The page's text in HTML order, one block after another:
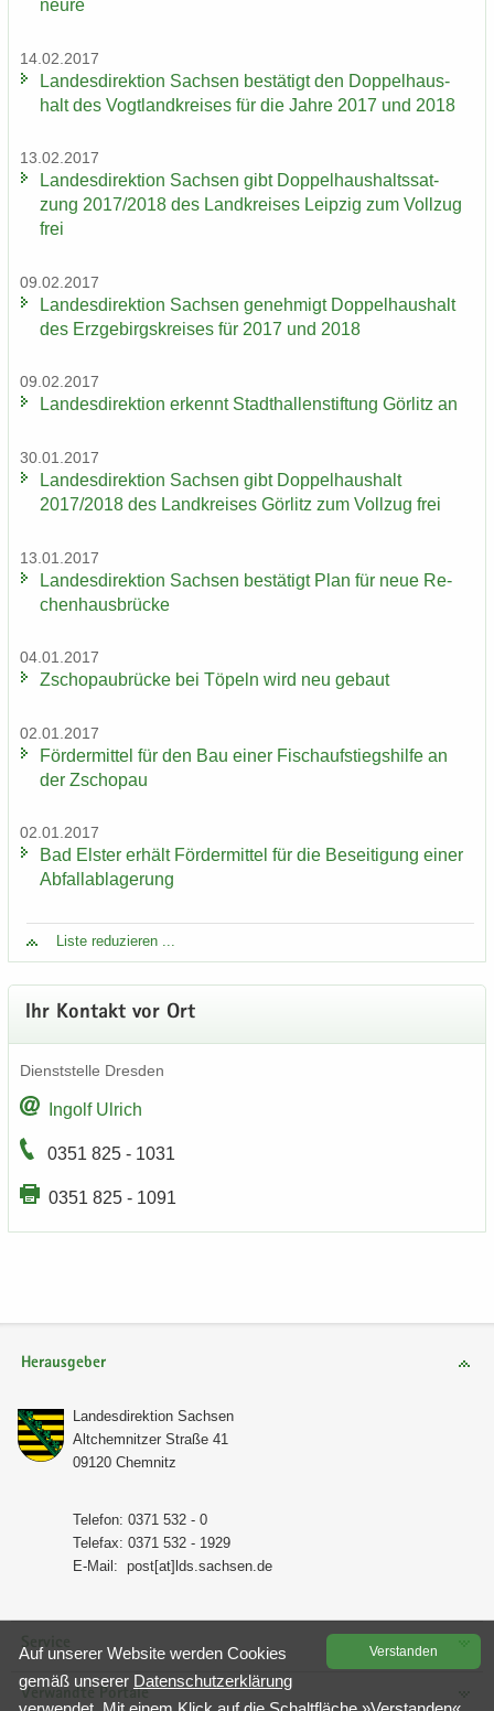
neu­re
14.02.2017
Lan­des­di­rek­ti­on Sach­sen be­stä­tigt den Dop­pel­haus­
halt des Vogt­land­krei­ses für die Jahre 2017 und 2018
13.02.2017
Lan­des­di­rek­ti­on Sach­sen gibt Dop­pel­haus­halts­sat­
zung 2017/2018 des Land­krei­ses Leip­zig zum Voll­zug
frei
09.02.2017
Lan­des­di­rek­ti­on Sach­sen ge­neh­migt Dop­pel­haus­halt
des Erz­ge­birgs­krei­ses für 2017 und 2018
09.02.2017
Lan­des­di­rek­ti­on er­kennt Stadt­hal­len­stif­tung Gör­litz an
30.01.2017
Lan­des­di­rek­ti­on Sach­sen gibt Dop­pel­haus­halt
2017/2018 des Land­krei­ses Gör­litz zum Voll­zug frei
13.01.2017
Lan­des­di­rek­ti­on Sach­sen be­stä­tigt Plan für neue Re­
chen­haus­brü­cke
04.01.2017
Zscho­pau­brü­cke bei Tö­peln wird neu ge­baut
02.01.2017
För­der­mit­tel für den Bau einer Fisch­auf­stiegs­hil­fe an
der Zscho­pau
02.01.2017
Bad Els­ter er­hält För­der­mit­tel für die Be­sei­ti­gung einer
Ab­fall­ab­la­ge­rung
Liste re­du­zie­ren ...
Ihr Kon­takt vor Ort
Dienst­stel­le Dres­den
In­golf Ul­rich
0351 825 - 1031
0351 825 - 1091
Herausgeber
Lan­des­di­rek­ti­on Sach­sen
Alt­chem­nit­zer Stra­ße 41
09120 Chem­nitz
Te­le­fon: 0371 532 - 0
Te­le­fax: 0371 532 - 1929
E-​Mail: post[at]lds.sach­sen.de
Verwandte Portale
Ver­stan­den
Auf un­se­rer Web­site wer­den Coo­kies
gemäß un­se­rer Da­ten­schutz­er­klä­rung